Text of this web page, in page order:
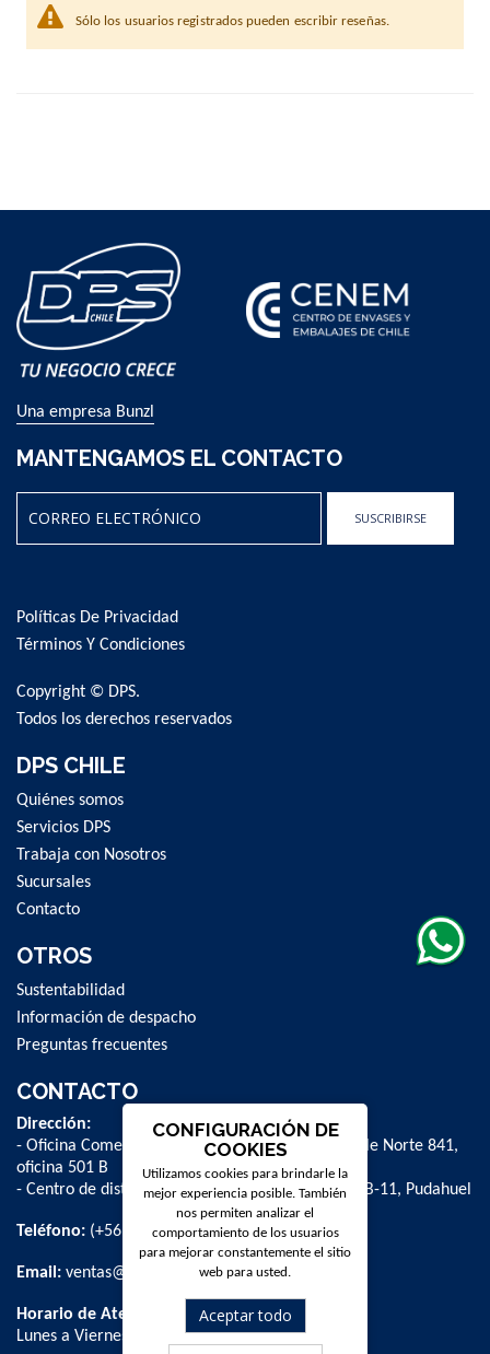
Sólo los usuarios registrados pueden escribir reseñas.
Una empresa Bunzl
MANTENGAMOS EL CONTACTO
Our
Newsletter:
SUSCRIBIRSE
Políticas De Privacidad
Términos Y Condiciones
Copyright © DPS.
Todos los derechos reservados
DPS CHILE
Quiénes somos
Servicios DPS
Trabaja con Nosotros
Sucursales
Contacto
OTROS
Sustentabilidad
Información de despacho
Preguntas frecuentes
CONTACTO
Dirección:
- Oficina Comercial y administrativa: Avenida Valle Norte 841,
oficina 501 B
- Centro de distribución: La Farfana 500, bodega B-11, Pudahuel
Teléfono: (+56 2) 2 584 8900
Email: ventas@dpschile.cl
Horario de Atención:
Lunes a Viernes / 09:00 a 16:00 hrs
CONFIGURACIÓN DE
COOKIES
Utilizamos cookies para brindarle la
mejor experiencia posible. También
nos permiten analizar el
comportamiento de los usuarios
para mejorar constantemente el sitio
web para usted.
Aceptar todo